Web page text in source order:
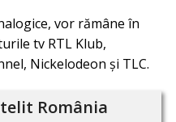
vor rămâne în
tv RTL Klub,
Nickelodeon și TLC.
România